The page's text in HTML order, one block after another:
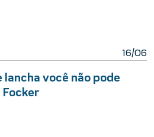
16/06
lancha você não pode